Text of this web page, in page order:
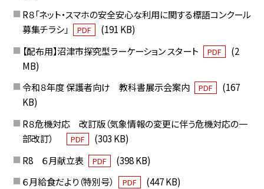
R８「ネット・スマホの安全安心な利用に関する標語コンクール
募集チラシ」
PDF
(191 KB)
【配布用】沼津市探究型ラーケーション スタート
PDF
(2
MB)
令和８年度 保護者向け 教科書展示会案内
PDF
(167
KB)
R８危機対応 改訂版（気象情報の変更に伴う危機対応の一
部改訂）
PDF
(303 KB)
R8 ６月献立表
PDF
(398 KB)
６月給食だより（特別号）
PDF
(447 KB)